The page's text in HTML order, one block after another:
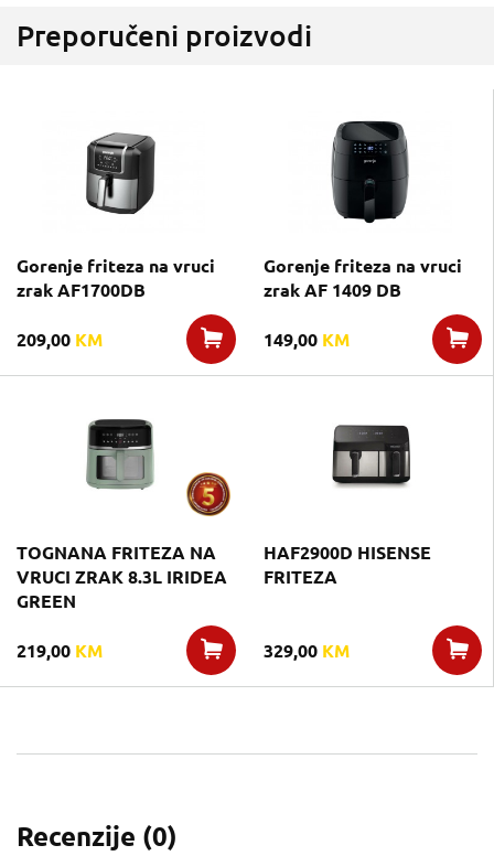
Preporučeni proizvodi
Gorenje friteza na vruci
zrak AF1700DB
209,00 KM
Gorenje friteza na vruci
zrak AF 1409 DB
149,00 KM
TOGNANA FRITEZA NA
VRUCI ZRAK 8.3L IRIDEA
GREEN
219,00 KM
HAF2900D HISENSE
FRITEZA
329,00 KM
Recenzije (0)